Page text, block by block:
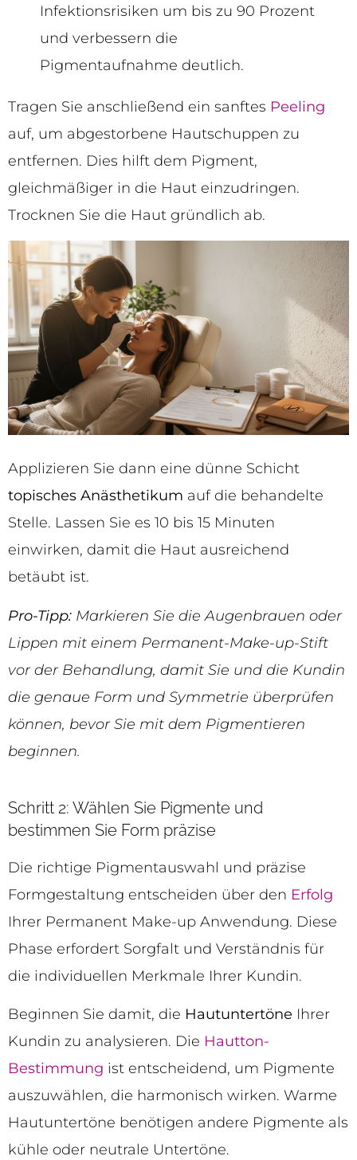
Infektionsrisiken um bis zu 90 Prozent
und verbessern die
Pigmentaufnahme deutlich.
Tragen Sie anschließend ein sanftes Peeling
auf, um abgestorbene Hautschuppen zu
entfernen. Dies hilft dem Pigment,
gleichmäßiger in die Haut einzudringen.
Trocknen Sie die Haut gründlich ab.
Applizieren Sie dann eine dünne Schicht
topisches Anästhetikum auf die behandelte
Stelle. Lassen Sie es 10 bis 15 Minuten
einwirken, damit die Haut ausreichend
betäubt ist.
Pro-Tipp: Markieren Sie die Augenbrauen oder
Lippen mit einem Permanent-Make-up-Stift
vor der Behandlung, damit Sie und die Kundin
die genaue Form und Symmetrie überprüfen
können, bevor Sie mit dem Pigmentieren
beginnen.
Schritt 2: Wählen Sie Pigmente und
bestimmen Sie Form präzise
Die richtige Pigmentauswahl und präzise
Formgestaltung entscheiden über den Erfolg
Ihrer Permanent Make-up Anwendung. Diese
Phase erfordert Sorgfalt und Verständnis für
die individuellen Merkmale Ihrer Kundin.
Beginnen Sie damit, die Hautuntertöne Ihrer
Kundin zu analysieren. Die Hautton-
Bestimmung ist entscheidend, um Pigmente
auszuwählen, die harmonisch wirken. Warme
Hautuntertöne benötigen andere Pigmente als
kühle oder neutrale Untertöne.